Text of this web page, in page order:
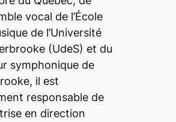
vocal de l’École
de l’Université
(UdeS) et du
symphonique de
il est
responsable de
en direction